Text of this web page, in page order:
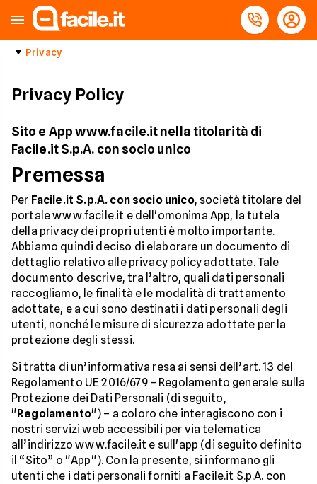
Privacy
Privacy Policy
Sito e App www.facile.it nella titolarità di
Facile.it S.p.A. con socio unico
Premessa
Per Facile.it S.p.A. con socio unico, società titolare del
portale www.facile.it e dell'omonima App, la tutela
della privacy dei propri utenti è molto importante.
Abbiamo quindi deciso di elaborare un documento di
dettaglio relativo alle privacy policy adottate. Tale
documento descrive, tra l’altro, quali dati personali
raccogliamo, le finalità e le modalità di trattamento
adottate, e a cui sono destinati i dati personali degli
utenti, nonché le misure di sicurezza adottate per la
protezione degli stessi.
Si tratta di un’informativa resa ai sensi dell’art. 13 del
Regolamento UE 2016/679 – Regolamento generale sulla
Protezione dei Dati Personali (di seguito,
"Regolamento") – a coloro che interagiscono con i
nostri servizi web accessibili per via telematica
all’indirizzo www.facile.it e sull'app (di seguito definito
il “Sito” o "App"). Con la presente, si informano gli
utenti che i dati personali forniti a Facile.it S.p.A. con